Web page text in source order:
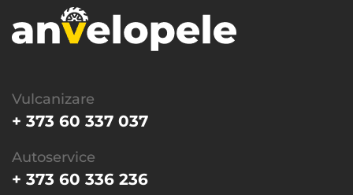
Vulcanizare
+ 373 60 337 037
Autoservice
+ 373 60 336 236